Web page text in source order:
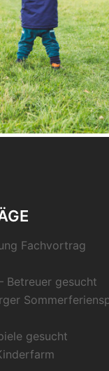
Fachvortrag
Betreuer gesucht
gesucht